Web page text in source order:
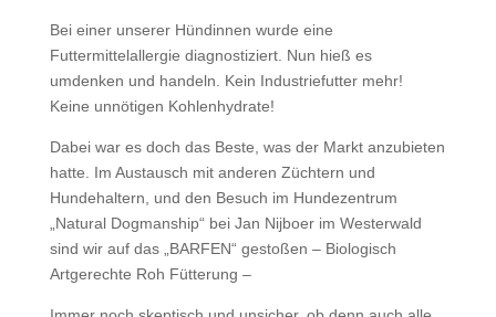
Bei einer unserer Hündinnen wurde eine
Futtermittelallergie diagnostiziert. Nun hieß es
umdenken und handeln. Kein Industriefutter mehr!
Keine unnötigen Kohlenhydrate!
Dabei war es doch das Beste, was der Markt anzubieten
hatte. Im Austausch mit anderen Züchtern und
Hundehaltern, und den Besuch im Hundezentrum
„Natural Dogmanship“ bei Jan Nijboer im Westerwald
sind wir auf das „BARFEN“ gestoßen – Biologisch
Artgerechte Roh Fütterung –